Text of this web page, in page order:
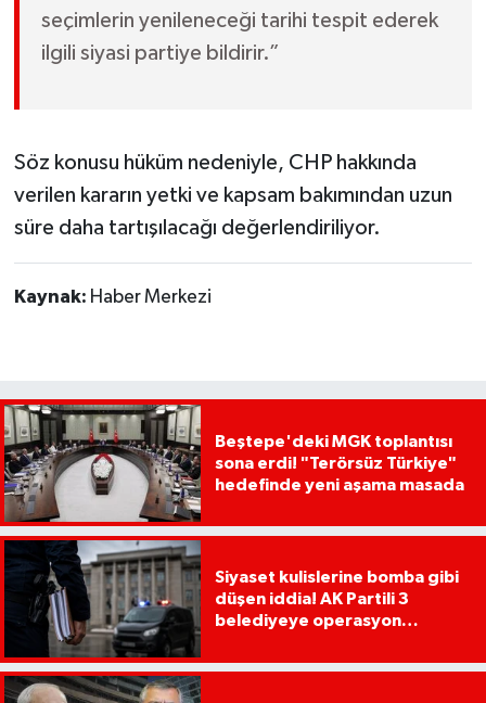
seçimlerin yenileneceği tarihi tespit ederek
ilgili siyasi partiye bildirir.”
Söz konusu hüküm nedeniyle, CHP hakkında
verilen kararın yetki ve kapsam bakımından uzun
süre daha tartışılacağı değerlendiriliyor.
Kaynak: Haber Merkezi
Beştepe'deki MGK toplantısı
sona erdi! "Terörsüz Türkiye"
hedefinde yeni aşama masada
Siyaset kulislerine bomba gibi
düşen iddia! AK Partili 3
belediyeye operasyon